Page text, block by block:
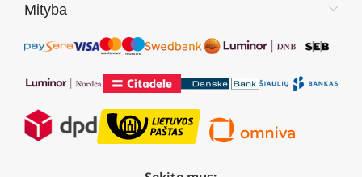
Mityba